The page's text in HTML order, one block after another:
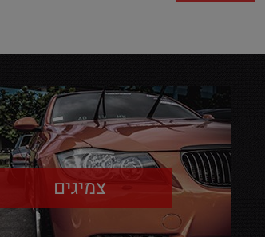
צמיגים